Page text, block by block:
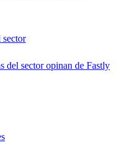
sector
del sector opinan de Fastly